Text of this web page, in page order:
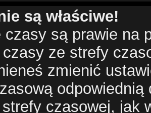
są właściwe!
czasy są prawie na
ze strefy
zmienić
czasowej, jak